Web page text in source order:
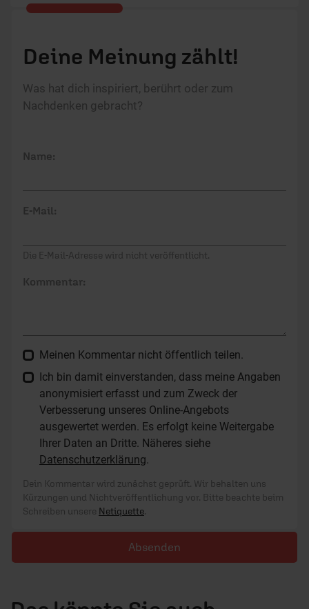
Deine Meinung zählt!
Was hat dich inspiriert, berührt oder zum
Nachdenken gebracht?
Name:
E-Mail:
Die E-Mail-Adresse wird nicht veröffentlicht.
Kommentar:
Meinen Kommentar nicht öffentlich teilen.
Ich bin damit einverstanden, dass meine Angaben
anonymisiert erfasst und zum Zweck der
Verbesserung unseres Online-Angebots
ausgewertet werden. Es erfolgt keine Weitergabe
Ihrer Daten an Dritte. Näheres siehe
Datenschutzerklärung.
Dein Kommentar wird zunächst geprüft. Wir behalten uns
Kürzungen und Nichtveröffentlichung vor. Bitte beachte beim
Schreiben unsere Netiquette.
Absenden